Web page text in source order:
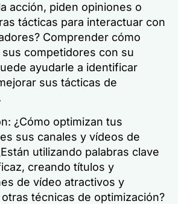
acción, piden opiniones o
tácticas para interactuar con
Comprender cómo
competidores con su
ayudarle a identificar
sus tácticas de
¿Cómo optimizan tus
sus canales y vídeos de
utilizando palabras clave
creando títulos y
de vídeo atractivos y
técnicas de optimización?